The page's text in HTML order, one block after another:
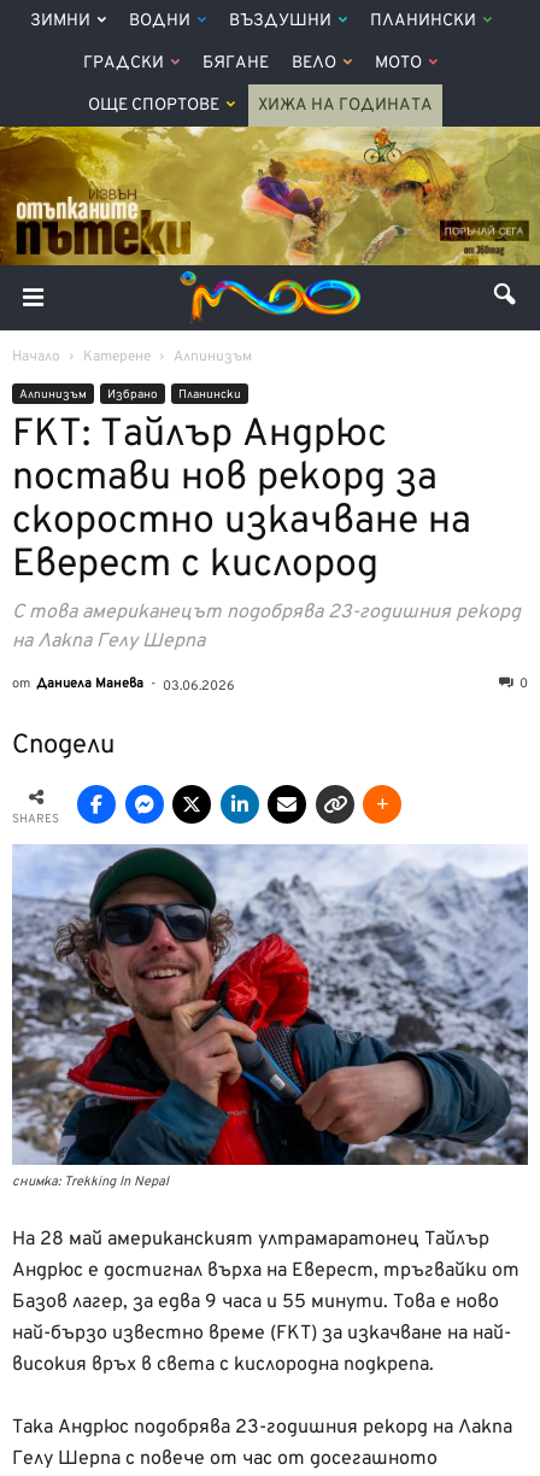
ЗИМНИ ВОДНИ ВЪЗДУШНИ ПЛАНИНСКИ
ГРАДСКИ БЯГАНЕ ВЕЛО МОТО
ОЩЕ СПОРТОВЕ ХИЖА НА ГОДИНАТА
Начало Катерене Алпинизъм
Алпинизъм Избрано Планински
FKT: Тайлър Андрюс
постави нов рекорд за
скоростно изкачване на
Eверест с кислород
С това американецът подобрява 23-годишния рекорд
на Лакпа Гелу Шерпа
от Даниела Манева - 03.06.2026 0
Сподели
SHARES
снимка: Trekking In Nepal
На 28 май американският ултрамаратонец Тайлър
Андрюс е достигнал върха на Еверест, тръгвайки от
Базов лагер, за едва 9 часа и 55 минути. Това е ново
най-бързо известно време (FKT) за изкачване на най-
високия връх в света с кислородна подкрепа.
Така Андрюс подобрява 23-годишния рекорд на Лакпа
Гелу Шерпа с повече от час от досегашното